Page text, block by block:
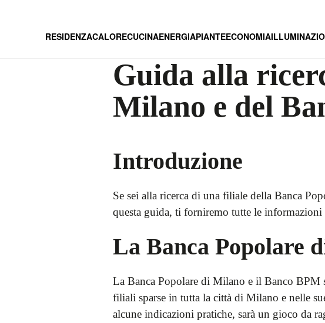
RESIDENZACALORECUCINAENERGIAPIANTEECONOMIA
Guida alla
Milano e del
Introduzione
Se sei alla ricerca di una filiale della Banca
questa guida, ti forniremo tutte le informazioni
La Banca Popolare
La Banca Popolare di Milano e il Banco
filiali sparse in tutta la città di Milano e nelle
alcune indicazioni pratiche, sarà un gioco da